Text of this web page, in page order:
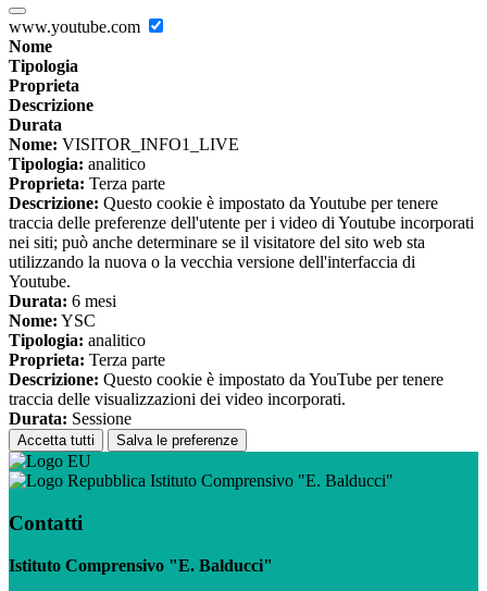
www.youtube.com
Nome
Tipologia
Proprieta
Descrizione
Durata
Nome: VISITOR_INFO1_LIVE
Tipologia: analitico
Proprieta: Terza parte
Descrizione: Questo cookie è impostato da Youtube per tenere
traccia delle preferenze dell'utente per i video di Youtube incorporati
nei siti; può anche determinare se il visitatore del sito web sta
utilizzando la nuova o la vecchia versione dell'interfaccia di
Youtube.
Durata: 6 mesi
Nome: YSC
Tipologia: analitico
Proprieta: Terza parte
Descrizione: Questo cookie è impostato da YouTube per tenere
traccia delle visualizzazioni dei video incorporati.
Durata: Sessione
Accetta tutti Salva le preferenze
Istituto Comprensivo "E. Balducci"
Contatti
Istituto Comprensivo "E. Balducci"